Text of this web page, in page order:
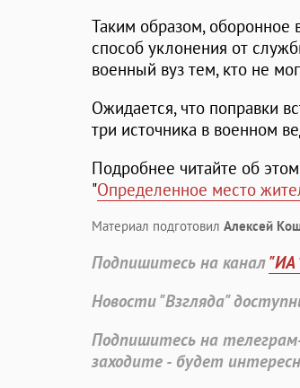
Таким образом, оборонное
способ уклонения от
военный вуз тем, кто не
Ожидается, что поправки
три источника в военном
Подробнее читайте об
"Определенное место
Материал подготовил Алексей
Подпишитесь на канал"ИА
Новости "Взгляда"
Подпишитесь на
заходите - будет